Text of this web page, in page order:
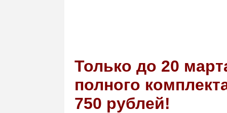
Только до 20
полного
750 рублей!